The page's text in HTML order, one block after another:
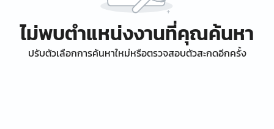
ไม่พบตำแหน่งงานที่คุณค้นหา
ปรับตัวเลือกการค้นหาใหม่หรือตรวจสอบตัวสะกดอีกครั้ง